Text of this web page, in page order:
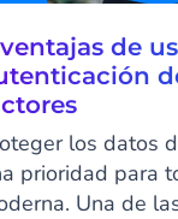
de
los datos
prioridad para
Una de